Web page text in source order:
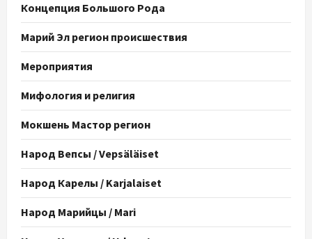
Концепция Большого Рода
Марий Эл регион происшествия
Мероприятия
Мифология и религия
Мокшень Мастор регион
Народ Вепсы / Vepsäläiset
Народ Карелы / Karjalaiset
Народ Марийцы / Mari